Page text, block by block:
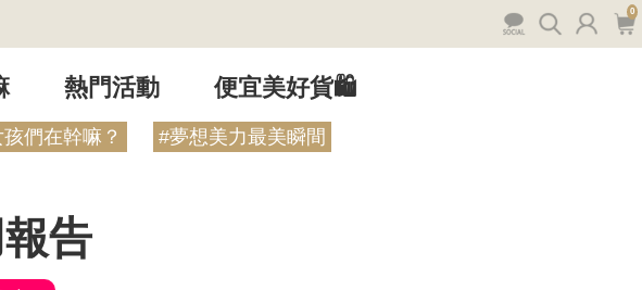
0
熱門活動 便宜美好貨🛍️
們在幹嘛？ #夢想美力最美瞬間
告